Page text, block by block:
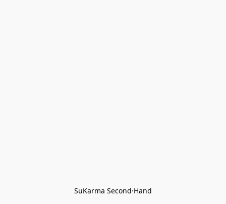
SuKarma Second·Hand